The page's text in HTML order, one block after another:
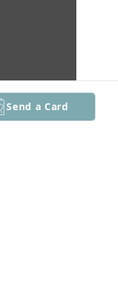
Send a Card